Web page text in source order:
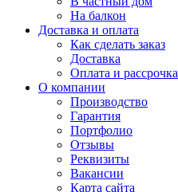
На балкон
Доставка и оплата
Как сделать заказ
Доставка
Оплата и рассрочка
О компании
Производство
Гарантия
Портфолио
Отзывы
Реквизиты
Вакансии
Карта сайта